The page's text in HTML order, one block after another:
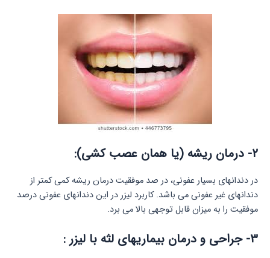
۲- درمان ریشه (یا همان عصب کشی):
در دندانهای بسیار عفونی، در صد موفقیت درمان ریشه کمی کمتر از
دندانهای غیر عفونی می باشد. کاربرد لیزر در این دندانهای عفونی درصد
موفقیت را به میزان قابل توجهی بالا می برد.
۳- جراحی و درمان بیماریهای لثه با لیزر :